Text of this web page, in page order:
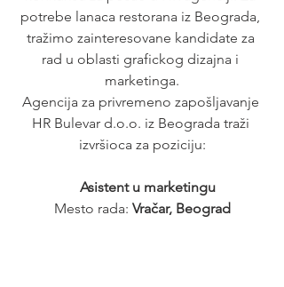
potrebe lanaca restorana iz Beograda,
tražimo zainteresovane kandidate za
rad u oblasti grafickog dizajna i
marketinga.
Agencija za privremeno zapošljavanje
HR Bulevar d.o.o. iz Beograda traži
izvršioca za poziciju:
Asistent u marketingu
Mesto rada: Vračar, Beograd